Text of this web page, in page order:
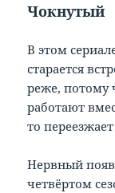
Чокнутый
В этом
старается
реже, потому
работают
то
Нервный
четвёртом